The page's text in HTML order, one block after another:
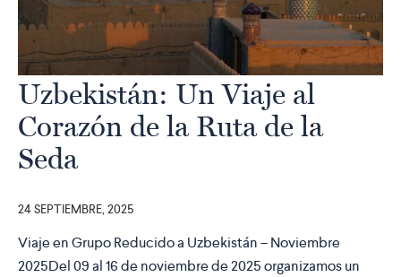
Uzbekistán: Un Viaje al
Corazón de la Ruta de la
Seda
24 SEPTIEMBRE, 2025
Viaje en Grupo Reducido a Uzbekistán – Noviembre
2025Del 09 al 16 de noviembre de 2025 organizamos un